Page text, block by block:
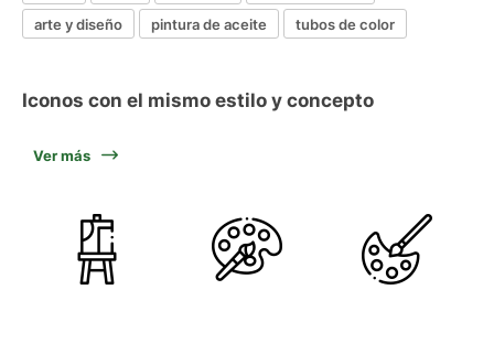
arte y diseño
pintura de aceite tubos de color
Iconos con el mismo estilo y concepto
Ver más